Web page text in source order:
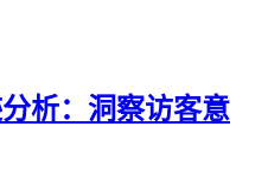
析：洞察访客意